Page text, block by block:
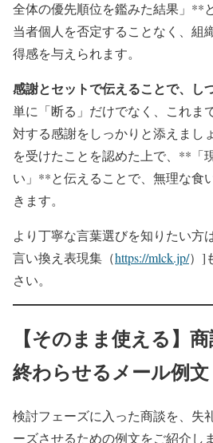
全体の優先順位を鑑みた結果」**
当者個人を否定することなく、組
得感を与えられます。
感謝とセットで伝えることで、し
単に「断る」だけでなく、これま
対する感謝をしっかりと添えまし
を受けたことを認めた上で、**「
い」**と伝えることで、無理な食
きます。
より丁寧な言葉選びを知りたい方
言い換え表現集（https://mlck.jp/）]
さい。
【そのまま使える】
終わらせるメール例文
検討フェーズに入った商談を、失
ーズさせるための例文をご紹介しま